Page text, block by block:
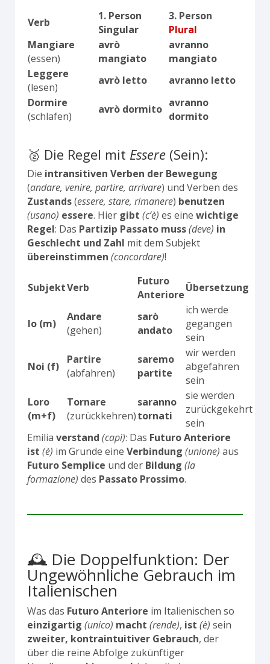
Verb
1. Person
Singular
3. Person
Plural
Mangiare
(essen)
avrò
mangiato
avranno
mangiato
Leggere
(lesen)
avrò letto
avranno letto
Dormire
(schlafen)
avrò dormito avranno
dormito
🥈 Die Regel mit Essere (Sein):
Die intransitiven Verben der Bewegung
(andare, venire, partire, arrivare) und Verben des
Zustands(essere, stare, rimanere) benutzen
(usano) essere. Hier gibt (c’è) es eine wichtige
Regel: Das Partizip Passato muss(deve) in
Geschlecht und Zahl mit dem Subjekt
übereinstimmen (concordare)!
SubjektVerb
Futuro
Anteriore
Übersetzung
Io (m)
Andare
(gehen)
sarò
andato
ich werde
gegangen
sein
Noi (f)
Partire
(abfahren)
saremo
partite
wir werden
abgefahren
sein
Loro
(m+f)
Tornare
(zurückkehren)
saranno
tornati
sie werden
zurückgekehrt
sein
Emilia verstand (capì): Das Futuro Anteriore
ist (è) im Grunde eine Verbindung (unione) aus
Futuro Semplice und der Bildung (la
formazione) des Passato Prossimo.
🕰️ Die Doppelfunktion: Der
Ungewöhnliche Gebrauch im
Italienischen
Was das Futuro Anteriore im Italienischen so
einzigartig (unico) macht (rende), ist (è) sein
zweiter, kontraintuitiver Gebrauch, der
über die reine Abfolge zukünftiger